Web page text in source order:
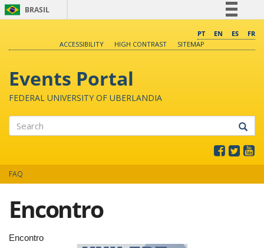
BRASIL
Comunica BR
Canais
PT EN ES
FR
ACCESSIBILITY
HIGH CONTRAST SITEMAP
Events Portal
FEDERAL UNIVERSITY OF UBERLANDIA
FAQ
Encontro
Encontro